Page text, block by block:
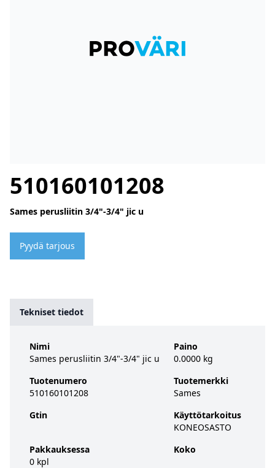
510160101208
Sames perusliitin 3/4"-3/4" jic u
Pyydä tarjous
Tekniset tiedot
Nimi
Sames perusliitin 3/4"-3/4" jic u
Tuotenumero
510160101208
Gtin
Pakkauksessa
0 kpl
Paino
0.0000 kg
Tuotemerkki
Sames
Käyttötarkoitus
KONEOSASTO
Koko